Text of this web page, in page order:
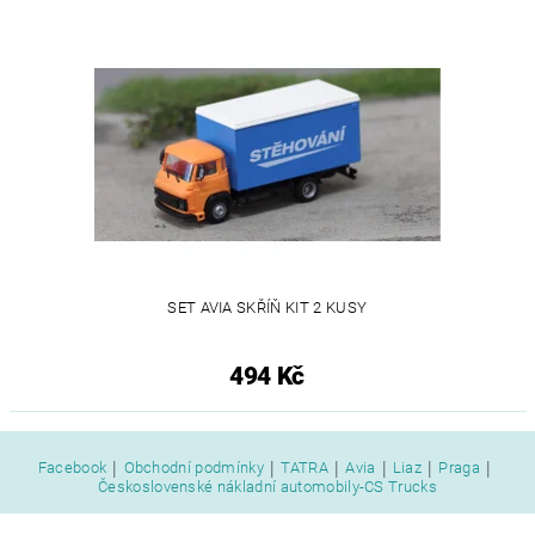
SET AVIA SKŘÍŇ KIT 2 KUSY
494 Kč
Facebook | Obchodní podmínky | TATRA | Avia | Liaz | Praga |
Československé nákladní automobily-CS Trucks